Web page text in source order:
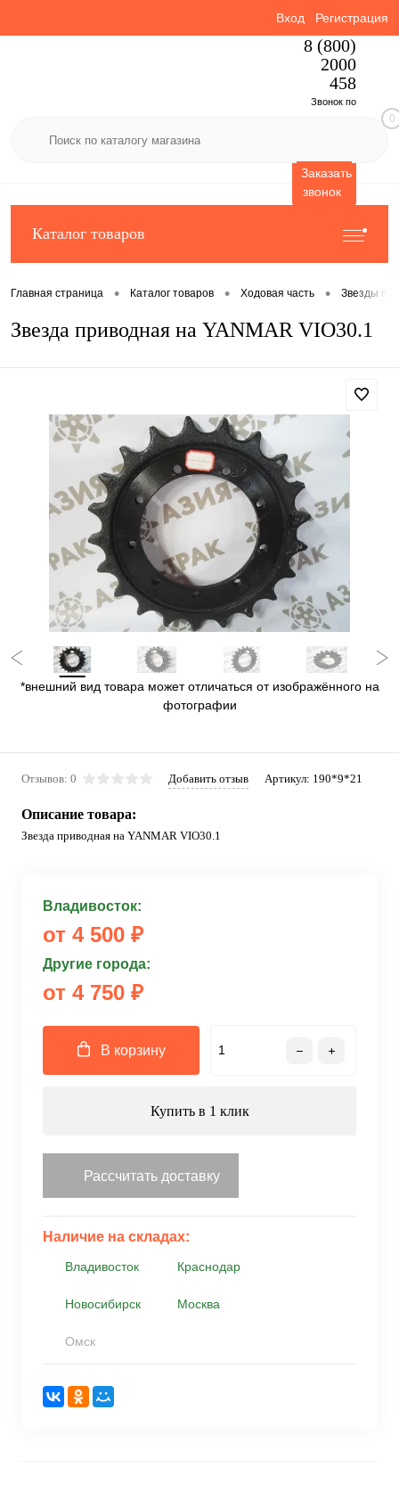
Вход Регистрация
8 (800)
2000
458
Звонок по
Заказать
звонок
0
Каталог товаров
Главная страница • Каталог товаров • Ходовая часть • Звезды
Звезда приводная на YANMAR VIO30.1
*внешний вид товара может отличаться от изображённого на
фотографии
Отзывов: 0 Добавить отзыв Артикул: 190*9*21
Описание товара:
Звезда приводная на YANMAR VIO30.1
Владивосток:
от 4 500 ₽
Другие города:
от 4 750 ₽
В корзину
Купить в 1 клик
Рассчитать доставку
Наличие на складах:
Владивосток Краснодар
Новосибирск Москва
Омск